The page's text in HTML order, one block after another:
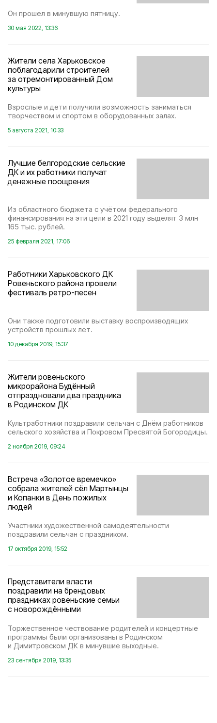
Он прошёл в минувшую пятницу.
30 мая 2022, 13:36
Жители села Харьковское
поблагодарили строителей
за отремонтированный Дом
культуры
Взрослые и дети получили возможность заниматься
творчеством и спортом в оборудованных залах.
5 августа 2021, 10:33
Лучшие белгородские сельские
ДК и их работники получат
денежные поощрения
Из областного бюджета с учётом федерального
финансирования на эти цели в 2021 году выделят 3 млн
165 тыс. рублей.
25 февраля 2021, 17:06
Работники Харьковского ДК
Ровеньского района провели
фестиваль ретро-песен
Они также подготовили выставку воспроизводящих
устройств прошлых лет.
10 декабря 2019, 15:37
Жители ровеньского
микрорайона Будённый
отпраздновали два праздника
в Родинском ДК
Культработники поздравили сельчан с Днём работников
сельского хозяйства и Покровом Пресвятой Богородицы.
2 ноября 2019, 09:24
Встреча «Золотое времечко»
собрала жителей сёл Мартынцы
и Копанки в День пожилых
людей
Участники художественной самодеятельности
поздравили сельчан с праздником.
17 октября 2019, 15:52
Представители власти
поздравили на брендовых
праздниках ровеньские семьи
с новорождёнными
Торжественное чествование родителей и концертные
программы были организованы в Родинском
и Димитровском ДК в минувшие выходные.
23 сентября 2019, 13:35